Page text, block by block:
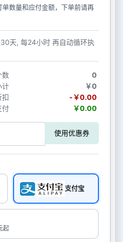
数量和应付金额，下单前请再
天, 每24小时 再自动循环执
数
0
计
￥0
扣
-￥0.00
付
￥0.00
使用优惠券
支付宝
起